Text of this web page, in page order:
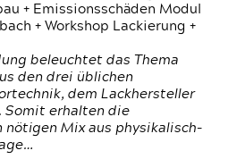
+ Emissionsschäden Modul
+ Workshop Lackierung +
beleuchtet das Thema
den drei üblichen
dem Lackhersteller
Somit erhalten die
nötigen Mix aus physikalisch-